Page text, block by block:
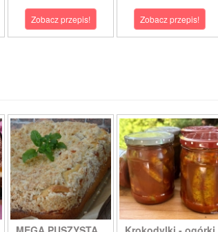
Zobacz przepis! Zobacz przepis!